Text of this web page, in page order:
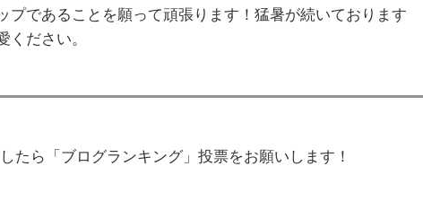
プであることを願って頑張ります！猛暑が続いております
ください。
たら「ブログランキング」投票をお願いします！